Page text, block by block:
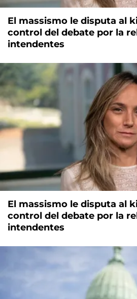
El massismo le disputa al
control del debate por la
intendentes
El massismo le disputa al
control del debate por la
intendentes